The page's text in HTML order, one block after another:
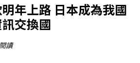
年上路 日本成為我國
交換國
讀